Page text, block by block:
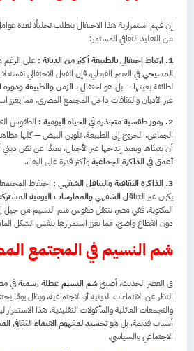
إن فهم استمرارية هذا الاحتفال يتطلب تحليلًا لعدة
من التقليد الثقافي المستمر:
1. ارتباط احتفالي بالطبيعة أكثر من الديانة :
على الرغم
المسيحيفي العصر القبطي، فإن الفعل الاحتفالي نفسه
لطائفة بعينها — بل هو احتفال بـالزمن والطبيعة ودورة
عبر الأديان والثقافات داخل المجتمع المصري، مما يعزز
2. رموز طقسية متجذرة في الحياة اليومية :
الطقوس
الجماعي، الخروج إلى الطبيعة، تلوين البيض — كلها
أن يتبنّاها ويعيد إنتاجها عبر الأجيال، بعيدًا عن نصّ
أعمق في الذاكرة الجماعيةوأكثر قدرة على البقاء.
3. الذاكرة الثقافية والتناقل الشفهي :
احتفاظ
يكون عبر التناقل الشفهي والممارسات اليومية
المكتوبة. ففي مصر، تنتقل طقوس شم النسيم من جيل
دون انقطاع واضح، مما يعزز استمرارها بنفس الشكل
شم النسيم في المجتمع
في العصر الحديث، أصبحشم النسيمعطلة رسمية في
النظر عن الانتماءات الدينية أو الاجتماعية، ويظل يومًا
والتجمعات العائلية والمأكولات التقليدية. هذا
أسباب قديمة، بل هوتجسيد لمفهوم الانتماء الثقافي
الاجتماعي والسياسي.